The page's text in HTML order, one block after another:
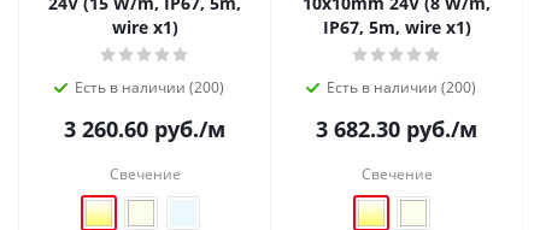
wire x1)
Есть в наличии (200)
3 260.60 руб./м
Свечение
IP67, 5m, wire x1)
Есть в наличии (200)
3 682.30 руб./м
Свечение